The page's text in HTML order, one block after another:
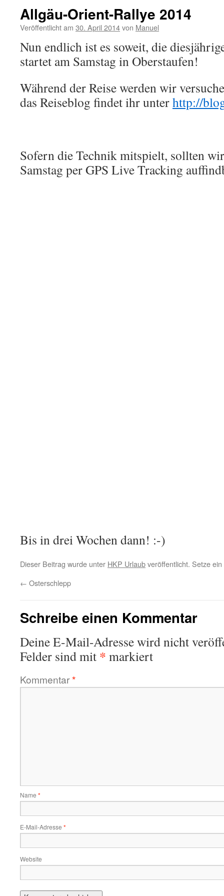
Allgäu-Orient-Rallye 2014
Veröffentlicht am 30. April 2014von Manuel
Nun endlich ist es soweit, die
startet am Samstag in Oberstaufen!
Während der Reise werden wir
das Reiseblog findet ihr unterhttp://
Sofern die Technik mitspielt, sollten wir
Samstag per GPS Live Tracking
Bis in drei Wochen dann! :-)
Dieser Beitrag wurde unter HKP Urlaubveröffentlicht. Setze
← Osterschlepp
Schreibe einen Kommentar
Deine E-Mail-Adresse wird nicht
Felder sind mit * markiert
Kommentar*
Name *
E-Mail-Adresse *
Website